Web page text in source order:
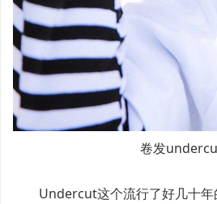
卷发
Undercut这个流行了好几十年